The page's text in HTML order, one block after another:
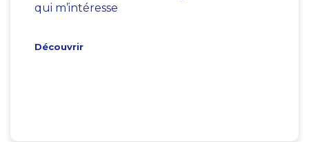
qui m’intéresse
Découvrir